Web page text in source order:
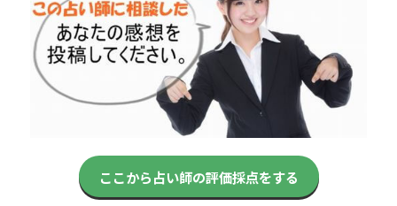
ここから占い師の評価採点をする